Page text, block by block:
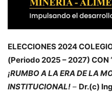
ELECCIONES 2024
(Periodo 2025 – 2027) CON
¡RUMBO A LA ERA DE LA
INSTITUCIONAL! – Dr.(c)